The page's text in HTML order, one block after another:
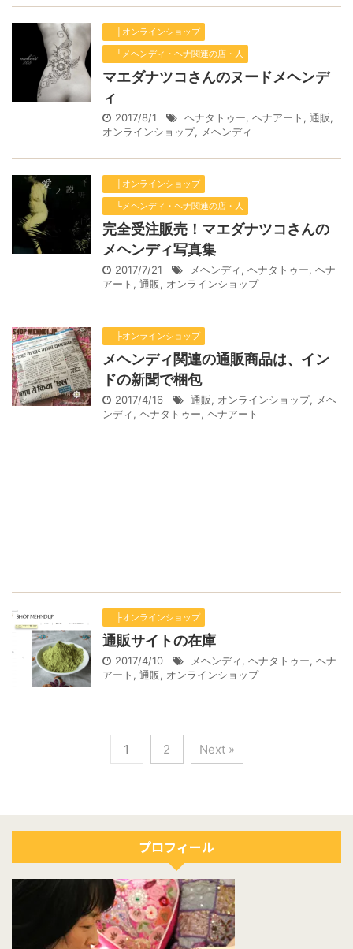
├オンラインショップ
└メヘンディ・ヘナ関連の店・人
マエダナツコさんのヌードメヘンデ
ィ
2017/8/1 ヘナタトゥー, ヘナアート , 通販,
オンラインショップ, メヘンディ
├オンラインショップ
└メヘンディ・ヘナ関連の店・人
完全受注販売！マエダナツコさんの
メヘンディ写真集
2017/7/21 メヘンディ, ヘナタトゥー, ヘナ
アート , 通販, オンラインショップ
├オンラインショップ
メヘンディ関連の通販商品は、イン
ドの新聞で梱包
2017/4/16 通販, オンラインショップ, メヘ
ンディ, ヘナタトゥー, ヘナアート
├オンラインショップ
通販サイトの在庫
2017/4/10 メヘンディ, ヘナタトゥー, ヘナ
アート , 通販, オンラインショップ
1 2 Next »
プロフィール